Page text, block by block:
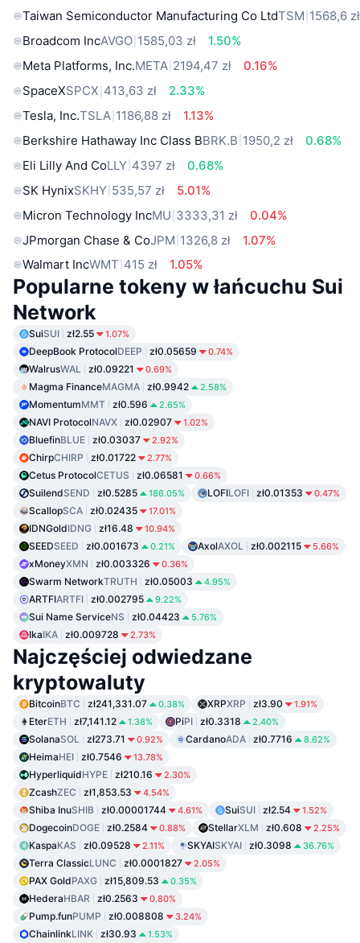
Taiwan Semiconductor Manufacturing Co LtdTSM 1568,6 zł
Broadcom IncAVGO 1585,03 zł
1.50%
Meta Platforms, Inc.META 2194,47 zł
0.16%
SpaceXSPCX 413,63 zł
2.33%
Tesla, Inc.TSLA 1186,88 zł
1.13%
Berkshire Hathaway Inc Class BBRK.B 1950,2 zł
0.68%
Eli Lilly And CoLLY 4397 zł
0.68%
SK HynixSKHY 535,57 zł
5.01%
Micron Technology IncMU 3333,31 zł
0.04%
JPmorgan Chase & CoJPM 1326,8 zł
1.07%
Walmart IncWMT 415 zł 1.05%
Popularne tokeny w łańcuchu Sui
Network
SuiSUI zł2.55 1.07%
DeepBook ProtocolDEEP zł0.05659 0.74%
WalrusWAL zł0.09221 0.69%
Magma FinanceMAGMA zł0.9942 2.58%
MomentumMMT zł0.596 2.65%
NAVI ProtocolNAVX zł0.02907 1.02%
BluefinBLUE zł0.03037 2.92%
ChirpCHIRP zł0.01722 2.77%
Cetus ProtocolCETUS zł0.06581 0.66%
SuilendSEND zł0.5285 186.05% LOFILOFI zł0.01353 0.47%
ScallopSCA zł0.02435 17.01%
IDNGoldIDNG zł16.48 10.94%
SEEDSEED zł0.001673 0.21% AxolAXOL zł0.002115 5.66%
xMoneyXMN zł0.003326 0.36%
Swarm NetworkTRUTH zł0.05003 4.95%
ARTFIARTFI zł0.002795 9.22%
Sui Name ServiceNS zł0.04423 5.76%
IkaIKA zł0.009728 2.73%
Najczęściej odwiedzane
kryptowaluty
BitcoinBTC zł241,331.07 0.38% XRPXRP zł3.90 1.91%
EterETH zł7,141.12 1.38% PiPI zł0.3318 2.40%
SolanaSOL zł273.71 0.92% CardanoADA zł0.7716 8.62%
HeimaHEI zł0.7546 13.78%
HyperliquidHYPE zł210.16 2.30%
ZcashZEC zł1,853.53 4.54%
Shiba InuSHIB zł0.00001744 4.61% SuiSUI zł2.54 1.52%
DogecoinDOGE zł0.2584 0.88% StellarXLM zł0.608 2.25%
KaspaKAS zł0.09528 2.11% SKYAISKYAI zł0.3098 36.76%
Terra ClassicLUNC zł0.0001827 2.05%
PAX GoldPAXG zł15,809.53 0.35%
HederaHBAR zł0.2563 0.80%
Pump.funPUMP zł0.008808 3.24%
ChainlinkLINK zł30.93 1.53%